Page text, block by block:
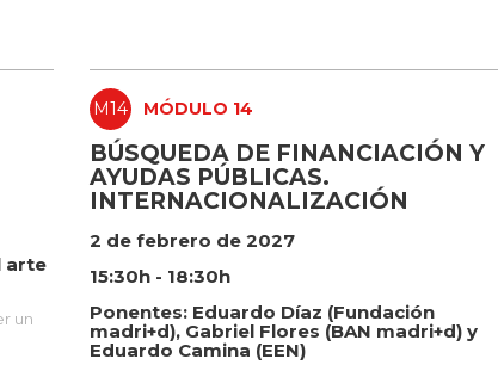
arte
un
M14 MÓDULO 14
BÚSQUEDA DE FINANCIACIÓN Y
AYUDAS PÚBLICAS.
INTERNACIONALIZACIÓN
2 de febrero de 2027
15:30h - 18:30h
Ponentes: Eduardo Díaz (Fundación
madri+d), Gabriel Flores (BAN madri+d) y
Eduardo Camina (EEN)